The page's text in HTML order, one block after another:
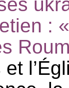
: